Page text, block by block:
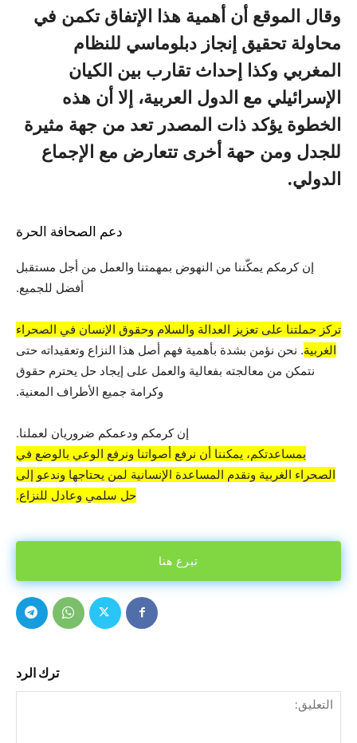
وقال الموقع أن أهمية هذا الإتفاق تكمن في
محاولة تحقيق إنجاز دبلوماسي للنظام
المغربي وكذا إحداث تقارب بين الكيان
الإسرائيلي مع الدول العربية، إلا أن هذه
الخطوة يؤكد ذات المصدر تعد من جهة مثيرة
للجدل ومن حهة أخرى تتعارض مع الإجماع
الدولي.
دعم الصحافة الحرة
إن كرمكم يمكّننا من النهوض بمهمتنا والعمل من أجل مستقبل
أفضل للجميع.
تركز حملتنا على تعزيز العدالة والسلام وحقوق الإنسان في الصحراء
الغربية. نحن نؤمن بشدة بأهمية فهم أصل هذا النزاع وتعقيداته حتى
نتمكن من معالجته بفعالية والعمل على إيجاد حل يحترم حقوق
وكرامة جميع الأطراف المعنية.
إن كرمكم ودعمكم ضروريان لعملنا.
بمساعدتكم، يمكننا أن نرفع أصواتنا ونرفع الوعي بالوضع في
الصحراء الغربية ونقدم المساعدة الإنسانية لمن يحتاجها وندعو إلى
حل سلمي وعادل للنزاع.
تبرع هنا
ترك الرد